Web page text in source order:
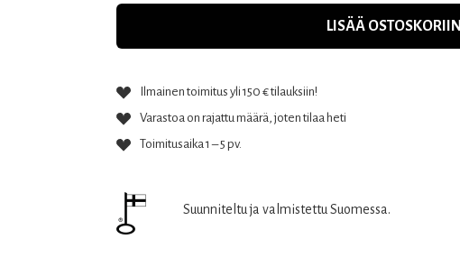
LISÄÄ OSTOSKORIIN
Ilmainen toimitus yli 150 € tilauksiin!
Varastoa on rajattu määrä, joten tilaa heti
Toimitusaika 1 – 5 pv.
Suunniteltu ja valmistettu Suomessa.